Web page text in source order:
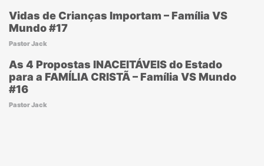
Vidas de Crianças Importam – Família VS
Mundo #17
Pastor Jack
As 4 Propostas INACEITÁVEIS do Estado
para a FAMÍLIA CRISTÃ – Família VS Mundo
#16
Pastor Jack